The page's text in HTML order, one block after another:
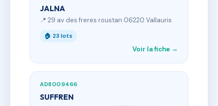
JALNA
📍 29 av des freres roustan 06220 Vallauris
🏠 23 lots
Voir la fiche →
AD8009466
SUFFREN